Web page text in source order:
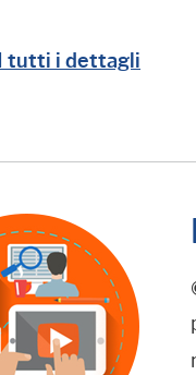
tutti i dettagli